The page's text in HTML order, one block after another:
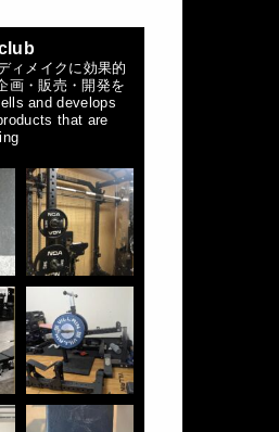
ィメイクに効果的
画・販売・開発を
and develops
that are